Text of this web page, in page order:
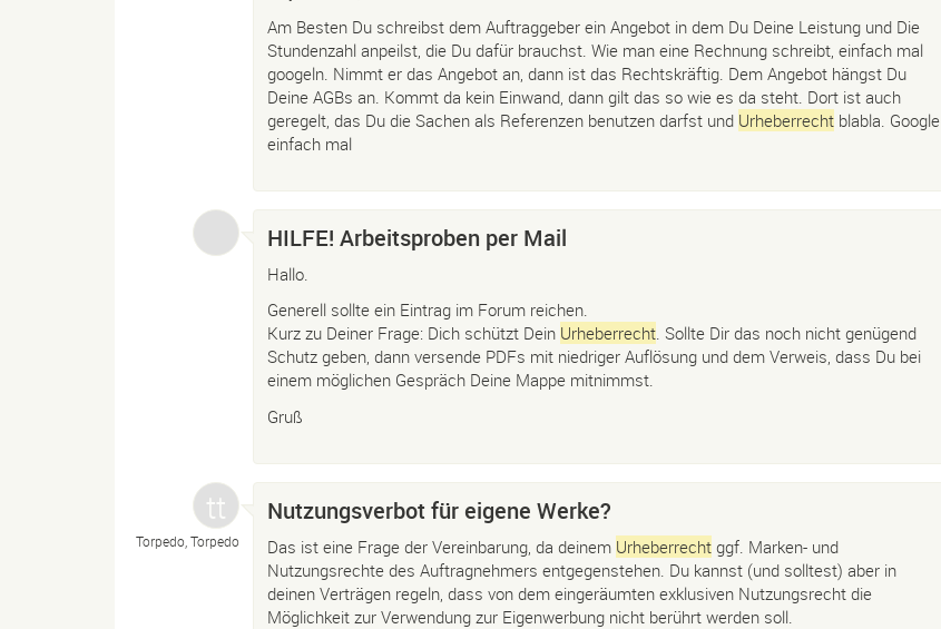
Am Besten Du schreibst dem Auftraggeber ein Angebot in dem Du Deine Leistung und Die
Stundenzahl anpeilst, die Du dafür brauchst. Wie man eine Rechnung schreibt, einfach mal
googeln. Nimmt er das Angebot an, dann ist das Rechtskräftig. Dem Angebot hängst Du
Deine AGBs an. Kommt da kein Einwand, dann gilt das so wie es da steht. Dort ist auch
geregelt, das Du die Sachen als Referenzen benutzen darfst und Urheberrecht blabla. Google
einfach mal
HILFE! Arbeitsproben per Mail
Hallo.
Generell sollte ein Eintrag im Forum reichen.
Kurz zu Deiner Frage: Dich schützt Dein Urheberrecht. Sollte Dir das noch nicht genügend
Schutz geben, dann versende PDFs mit niedriger Auflösung und dem Verweis, dass Du bei
einem möglichen Gespräch Deine Mappe mitnimmst.
Gruß
Torpedo, Torpedo
Nutzungsverbot für eigene Werke?
Das ist eine Frage der Vereinbarung, da deinem Urheberrecht ggf. Marken- und
Nutzungsrechte des Auftragnehmers entgegenstehen. Du kannst (und solltest) aber in
deinen Verträgen regeln, dass von dem eingeräumten exklusiven Nutzungsrecht die
Möglichkeit zur Verwendung zur Eigenwerbung nicht berührt werden soll.